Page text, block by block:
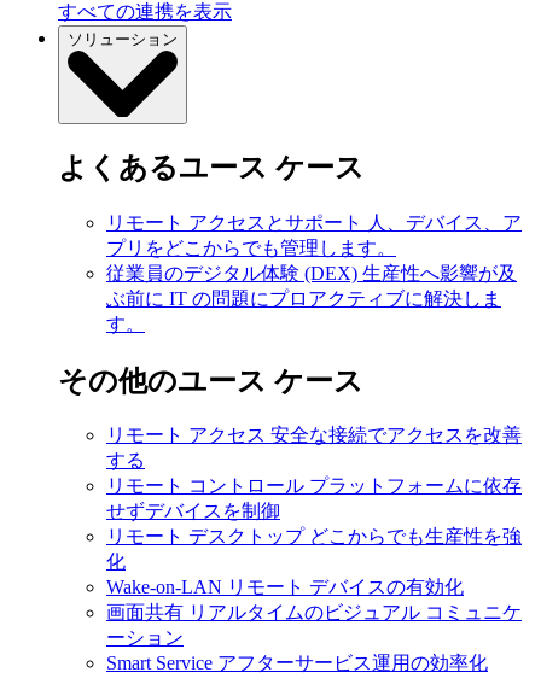
すべての連携を表示
ソリューション
よくあるユース ケース
リモート アクセスとサポート
人、デバイス、ア
プリをどこからでも管理します。
従業員のデジタル体験 (DEX) 生産性へ影響が及
ぶ前に IT の問題にプロアクティブに解決しま
す。
その他のユース ケース
リモート アクセス 安全な接続でアクセスを改善
する
リモート コントロール プラットフォームに依存
せずデバイスを制御
リモート デスクトップ どこからでも生産性を強
化
Wake-on-LAN リモート デバイスの有効化
画面共有 リアルタイムのビジュアル コミュニケ
ーション
Smart Service アフターサービス運用の効率化